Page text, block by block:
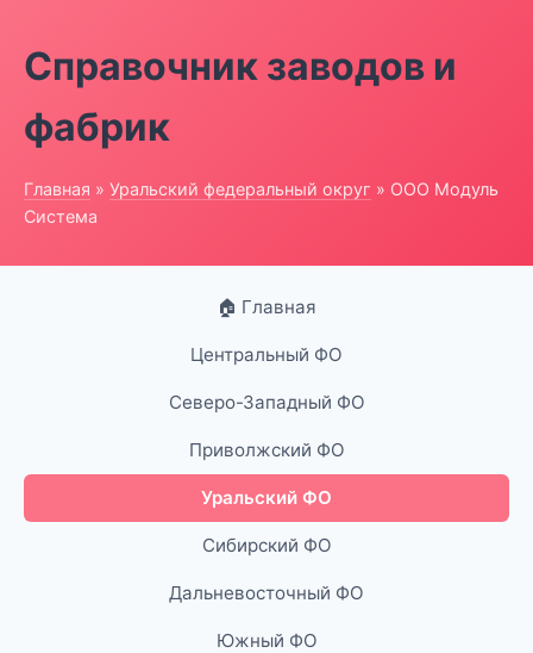
Справочник заводов и
фабрик
Главная » Уральский федеральный округ » ООО Модуль
Система
🏠 Главная
Центральный ФО
Северо-Западный ФО
Приволжский ФО
Уральский ФО
Сибирский ФО
Дальневосточный ФО
Южный ФО